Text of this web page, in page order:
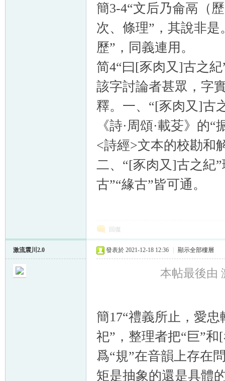
簡3-4“文后乃侖鬲（
次、條理”，其說非是
歷”，同義連用。
简4“曰[豕肉又]古之
該字討論者甚眾，字
釋。一、“[豕肉又]古
《詩·周頌·載芟》的
<詩經>文本的校勘和
二、“[豕肉又]古之紀
古”“緣古”皆可通。
回復
激流震川2.0 發表於 2021-12-18 12:36 顯示全部樓層
本帖最後由
簡17“禮義所止，愛
祀”，整理者把“巨”
爲“規”在音韻上存在
矩是抽象的還是具體